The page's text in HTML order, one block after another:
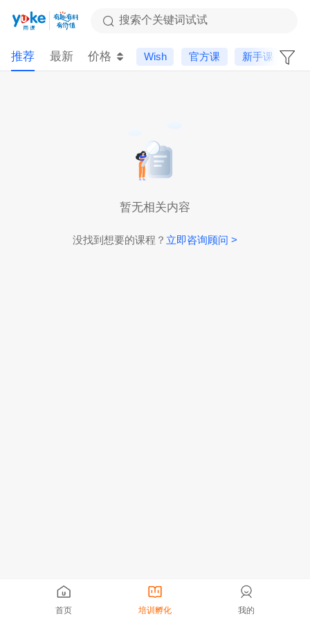
搜索个关键词试试
推荐 最新 价格 Wish 官方课 新手课
暂无相关内容
没找到想要的课程？ 立即咨询顾问 >
首页 培训孵化 我的